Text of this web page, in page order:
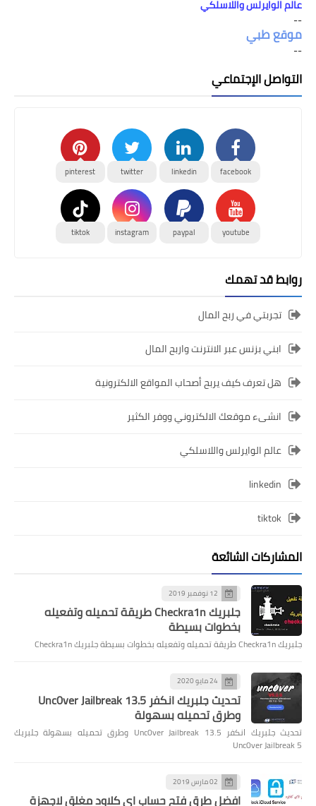
عالم الوايرلس واللاسلكي
--
موقع طبي
--
التواصل الإجتماعي
facebook
linkedin
twitter
pinterest
youtube
paypal
instagram
tiktok
روابط قد تهمك
تجربتي في ربح المال
ابني بزنس عبر الانترنت واربح المال
هل تعرف كيف يربح أصحاب المواقع الالكترونية
انشىء موقعك الالكتروني ووفر الكثير
عالم الوايرلس واللاسلكي
linkedin
tiktok
المشاركات الشائعة
12 نوفمبر 2019
جلبريك Checkra1n طريقة تحميله وتفعيله
بخطوات بسيطة
جلبريك Checkra1n طريقة تحميله وتفعيله بخطوات بسيطة جلبريك Checkra1n
24 مايو 2020
تحديث جلبريك انكفر Unc0ver Jailbreak 13.5
وطرق تحميله بسهولة
تحديث جلبريك انكفر Unc0ver Jailbreak 13.5 وطرق تحميله بسهولة جلبريك
Unc0ver Jailbreak 5
02 مارس 2019
افضل طرق فتح حساب اي كلاود مغلق لاجهزة